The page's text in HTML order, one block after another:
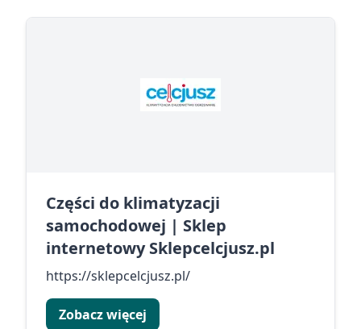
Części do klimatyzacji
samochodowej | Sklep
internetowy Sklepcelcjusz.pl
https://sklepcelcjusz.pl/
Zobacz więcej